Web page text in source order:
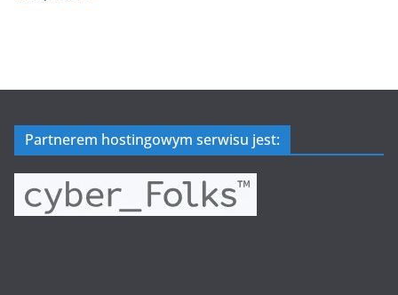
Partnerem hostingowym serwisu jest: